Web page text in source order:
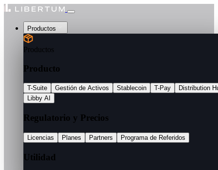
Productos
Productos
Producto
T-Suite Gestión de Activos Stablecoin T-Pay
Distribution
Libby AI
Regulatorio y Precios
Licencias Planes Partners Programa de Referidos
Utilidad